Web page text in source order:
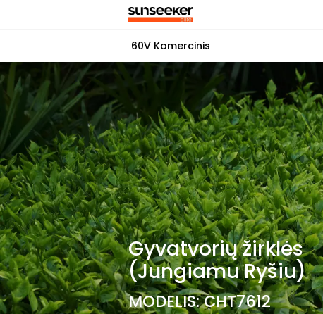
60V Komercinis
Gyvatvorių žirklės
(Jungiamu Ryšiu)
MODELIS: CHT7612